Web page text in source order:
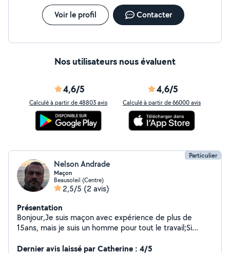
Voir le profil Contacter
Nos utilisateurs nous évaluent
4,6/5
Calculé à partir de 48803 avis
4,6/5
Calculé à partir de 66000 avis
Particulier
Nelson Andrade
Maçon
Beausoleil (Centre)
2,5/5 (2 avis)
Présentation
Bonjour,Je suis maçon avec expérience de plus de
15ans, mais je suis un homme pour tout le travail;Si
pas à me contacter.Merci;
Dernier avis laissé par Catherine : 4/5